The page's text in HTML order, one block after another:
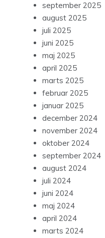
september 2025
august 2025
juli 2025
juni 2025
maj 2025
april 2025
marts 2025
februar 2025
januar 2025
december 2024
november 2024
oktober 2024
september 2024
august 2024
juli 2024
juni 2024
maj 2024
april 2024
marts 2024